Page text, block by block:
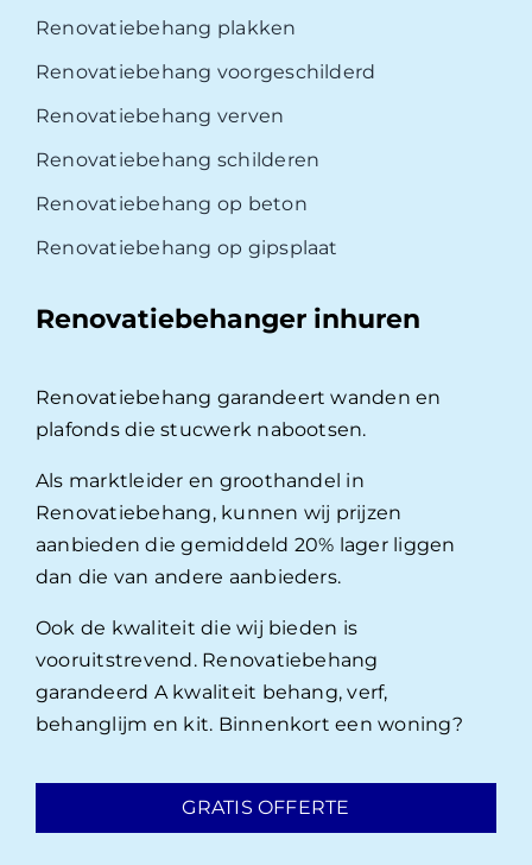
Renovatiebehang plakken
Renovatiebehang voorgeschilderd
Renovatiebehang verven
Renovatiebehang schilderen
Renovatiebehang op beton
Renovatiebehang op gipsplaat
Renovatiebehanger inhuren
Renovatiebehang garandeert wanden en
plafonds die stucwerk nabootsen.
Als marktleider en groothandel in
Renovatiebehang, kunnen wij prijzen
aanbieden die gemiddeld 20% lager liggen
dan die van andere aanbieders.
Ook de kwaliteit die wij bieden is
vooruitstrevend. Renovatiebehang
garandeerd A kwaliteit behang, verf,
behanglijm en kit. Binnenkort een woning?
GRATIS OFFERTE